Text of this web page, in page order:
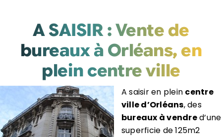
A SAISIR : Vente de
bureaux à Orléans, en
plein centre ville
A saisir en plein centre
ville d’Orléans, des
bureaux à vendred’une
superficie de 125m2